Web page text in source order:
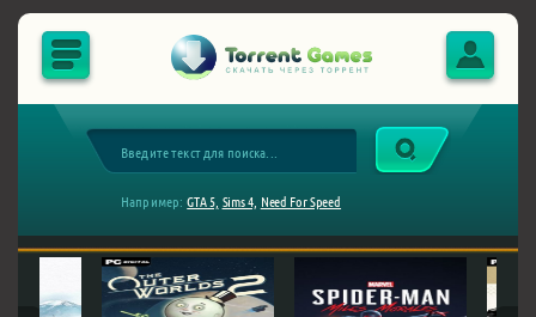
Например: GTA 5, Sims 4, Need For Speed